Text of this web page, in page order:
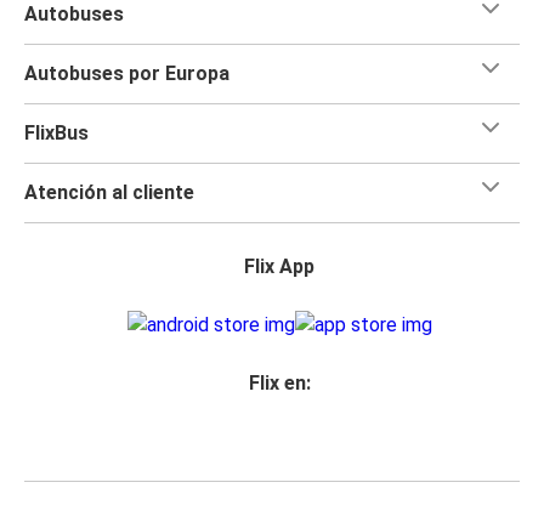
Autobuses
Autobuses por Europa
FlixBus
Atención al cliente
Flix App
Flix en: